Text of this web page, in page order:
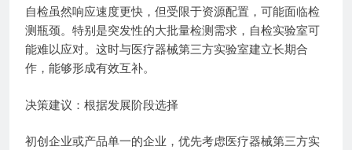
自检虽然响应速度更快，但受限于资源配置，可能面临检
测瓶颈。特别是突发性的大批量检测需求，自检实验室可
能难以应对。这时与医疗器械第三方实验室建立长期合
作，能够形成有效互补。
决策建议：根据发展阶段选择
初创企业或产品单一的企业，优先考虑医疗器械第三方实